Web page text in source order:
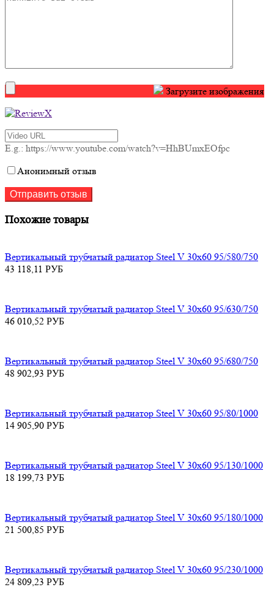
Загрузите изображения
E.g.: https://www.youtube.com/watch?v=HhBUmxEOfpc
Анонимный отзыв
Похожие товары
Вертикальный трубчатый радиатор Steel V 30х60 95/580/750
43 118,11 РУБ
Вертикальный трубчатый радиатор Steel V 30х60 95/630/750
46 010,52 РУБ
Вертикальный трубчатый радиатор Steel V 30х60 95/680/750
48 902,93 РУБ
Вертикальный трубчатый радиатор Steel V 30х60 95/80/1000
14 905,90 РУБ
Вертикальный трубчатый радиатор Steel V 30х60 95/130/1000
18 199,73 РУБ
Вертикальный трубчатый радиатор Steel V 30х60 95/180/1000
21 500,85 РУБ
Вертикальный трубчатый радиатор Steel V 30х60 95/230/1000
24 809,23 РУБ